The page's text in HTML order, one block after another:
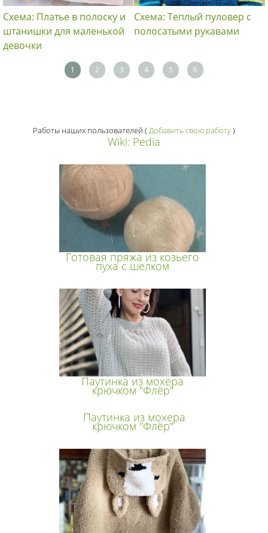
Схема: Платье в полоску и
штанишки для маленькой
девочки
Схема: Теплый пуловер с
полосатыми рукавами
1 2 3 4 5 6
Работы наших пользователей ( Добавить свою работу)
Wiki: Pedia
Готовая пряжа из козьего
пуха с шелком
Паутинка из мохера
крючком "Флёр"
Паутинка из мохера
крючком "Флёр"